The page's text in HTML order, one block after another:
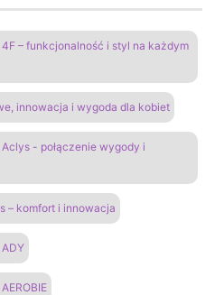
– funkcjonalność i styl na każdym
innowacja i wygoda dla kobiet
- połączenie wygody i
– komfort i innowacja